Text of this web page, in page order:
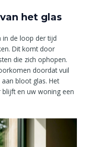
het glas
in de loop der tijd
Dit komt door
die zich ophopen.
doordat vuil
bloot glas. Het
en uw woning een